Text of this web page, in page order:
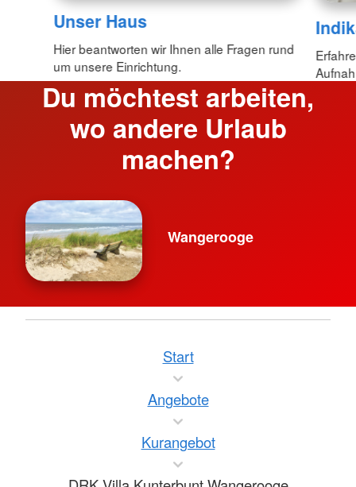
Unser Haus
Hier beantworten wir Ihnen alle Fragen rund
um unsere Einrichtung.
Du möchtest arbeiten,
wo andere Urlaub
machen?
Wangerooge
Start
Angebote
Kurangebot